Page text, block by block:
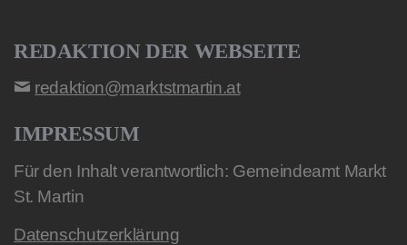
REDAKTION DER WEBSEITE
redaktion@marktstmartin.at
IMPRESSUM
Für den Inhalt verantwortlich: Gemeindeamt Markt
St. Martin
Datenschutzerklärung